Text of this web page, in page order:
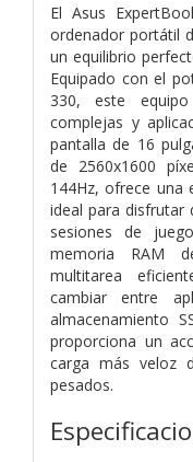
El Asus
ordenador portátil
un equilibrio
Equipado con el
330, este
complejas y
pantalla de 16
de 2560x1600
144Hz, ofrece una
ideal para disfrutar
sesiones de
memoria RAM
multitarea
cambiar entre
almacenamiento
proporciona un
carga más veloz
pesados.